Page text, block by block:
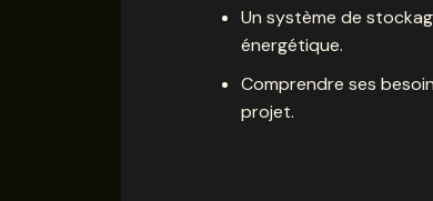
Un système de
énergétique.
Comprendre ses
projet.